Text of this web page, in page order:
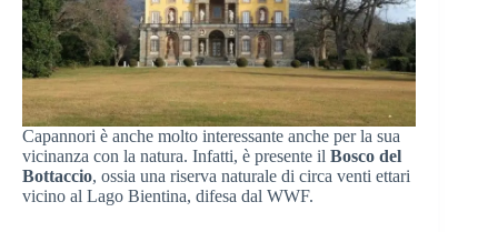
Capannori è anche molto interessante anche per la sua
vicinanza con la natura. Infatti, è presente il Bosco del
Bottaccio, ossia una riserva naturale di circa venti ettari
vicino al Lago Bientina, difesa dal WWF.